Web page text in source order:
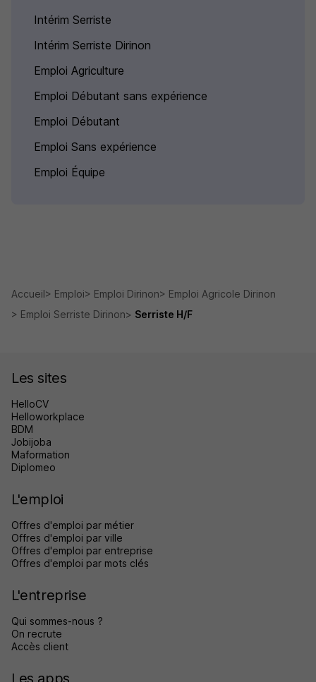
Intérim Serriste
Intérim Serriste Dirinon
Emploi Agriculture
Emploi Débutant sans expérience
Emploi Débutant
Emploi Sans expérience
Emploi Équipe
Accueil Emploi Emploi Dirinon
Emploi Agricole Dirinon
Emploi Serriste Dirinon
Serriste H/F
Les sites
HelloCV
Helloworkplace
BDM
Jobijoba
Maformation
Diplomeo
L'emploi
Offres d'emploi par métier
Offres d'emploi par ville
Offres d'emploi par entreprise
Offres d'emploi par mots clés
L'entreprise
Qui sommes-nous ?
On recrute
Accès client
Les apps